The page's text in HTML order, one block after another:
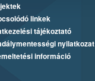
linkek
tájékoztató
nyilatkozat
információ